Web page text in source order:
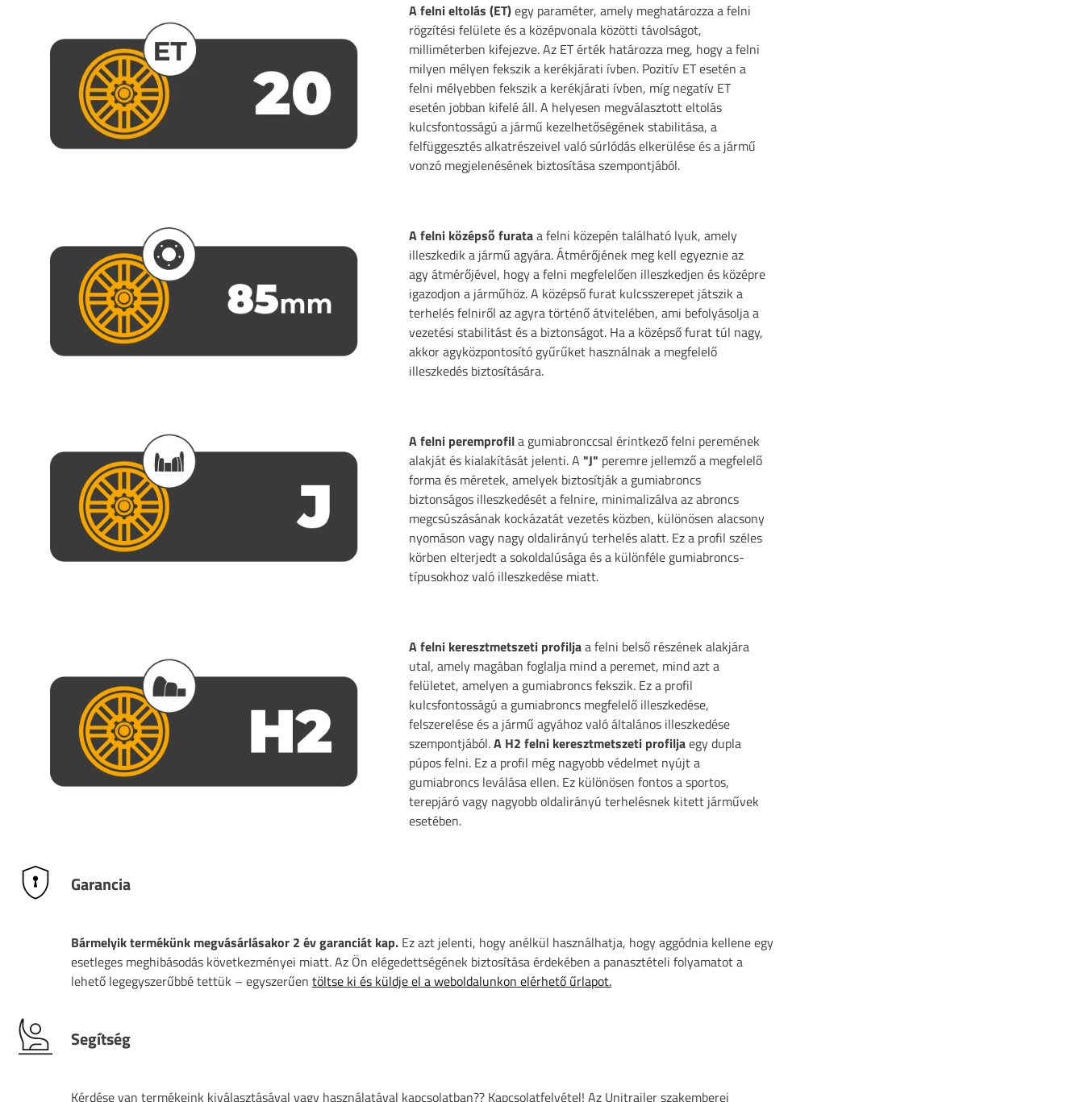
A felni eltolás (ET)egy paraméter, amely meghatározza a felni
rögzítési felülete és a középvonala közötti távolságot,
milliméterben kifejezve. Az ET érték határozza meg, hogy a felni
milyen mélyen fekszik a kerékjárati ívben. Pozitív ET esetén a
felni mélyebben fekszik a kerékjárati ívben, míg negatív ET
esetén jobban kifelé áll. A helyesen megválasztott eltolás
kulcsfontosságú a jármű kezelhetőségének stabilitása, a
felfüggesztés alkatrészeivel való súrlódás elkerülése és a jármű
vonzó megjelenésének biztosítása szempontjából.
A felni középső furataa felni közepén található lyuk, amely
illeszkedik a jármű agyára. Átmérőjének meg kell egyeznie az
agy átmérőjével, hogy a felni megfelelően illeszkedjen és középre
igazodjon a járműhöz. A középső furat kulcsszerepet játszik a
terhelés felniről az agyra történő átvitelében, ami befolyásolja a
vezetési stabilitást és a biztonságot. Ha a középső furat túl nagy,
akkor agyközpontosító gyűrűket használnak a megfelelő
illeszkedés biztosítására.
A felni peremprofila gumiabronccsal érintkező felni peremének
alakját és kialakítását jelenti. A "J" peremre jellemző a megfelelő
forma és méretek, amelyek biztosítják a gumiabroncs
biztonságos illeszkedését a felnire, minimalizálva az abroncs
megcsúszásának kockázatát vezetés közben, különösen alacsony
nyomáson vagy nagy oldalirányú terhelés alatt. Ez a profil széles
körben elterjedt a sokoldalúsága és a különféle gumiabroncs-
típusokhoz való illeszkedése miatt.
A felni keresztmetszeti profiljaa felni belső részének alakjára
utal, amely magában foglalja mind a peremet, mind azt a
felületet, amelyen a gumiabroncs fekszik. Ez a profil
kulcsfontosságú a gumiabroncs megfelelő illeszkedése,
felszerelése és a jármű agyához való általános illeszkedése
szempontjából.A H2 felni keresztmetszeti profiljaegy dupla
púpos felni. Ez a profil még nagyobb védelmet nyújt a
gumiabroncs leválása ellen. Ez különösen fontos a sportos,
terepjáró vagy nagyobb oldalirányú terhelésnek kitett járművek
esetében.
Garancia
Bármelyik termékünk megvásárlásakor 2 év garanciát kap. Ez azt jelenti, hogy anélkül használhatja, hogy aggódnia kellene egy
esetleges meghibásodás következményei miatt. Az Ön elégedettségének biztosítása érdekében a panasztételi folyamatot a
lehető legegyszerűbbé tettük – egyszerűen töltse ki és küldje el a weboldalunkon elérhető űrlapot.
Segítség
Kérdése van termékeink kiválasztásával vagy használatával kapcsolatban?? Kapcsolatfelvétel! Az Unitrailer szakemberei